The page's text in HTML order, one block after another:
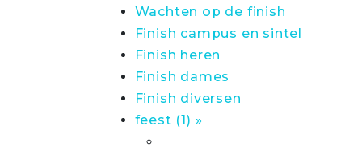
Wachten op de finish
Finish campus en sintel
Finish heren
Finish dames
Finish diversen
feest (1) »